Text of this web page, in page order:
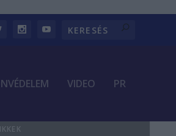
VIDEO PR